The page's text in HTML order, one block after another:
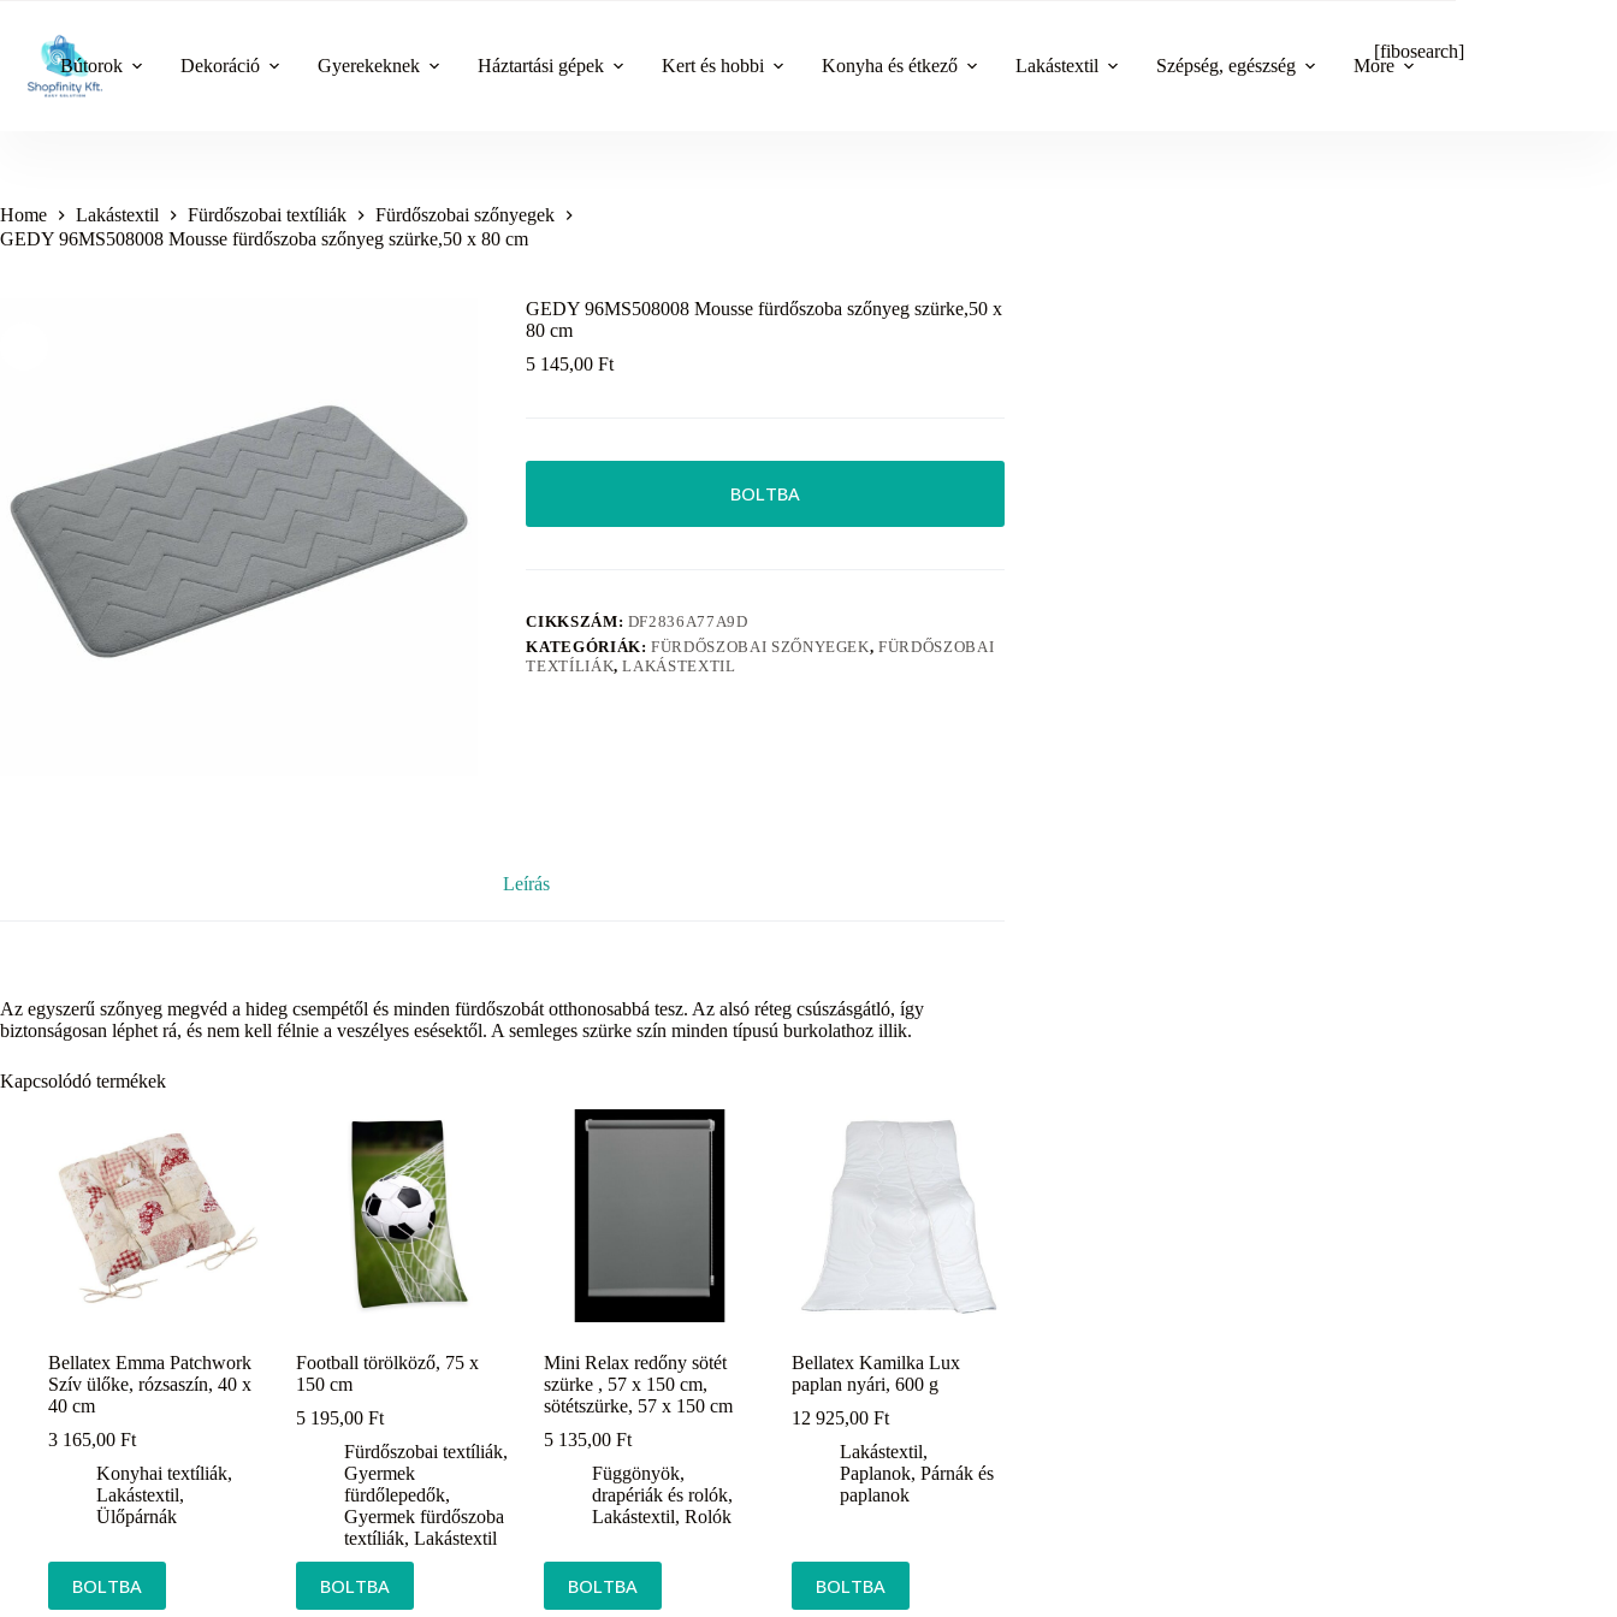
content
Bútorok Dekoráció Gyerekeknek Háztartási gépek Kert és hobbi Konyha és étkező Lakástextil Szépség, egészség More
[fibosearch]
Home Lakástextil Fürdőszobai textíliák
Fürdőszobai szőnyegek
GEDY 96MS508008 Mousse fürdőszoba szőnyeg szürke,50 x 80 cm
GEDY 96MS508008 Mousse fürdőszoba szőnyeg szürke,50 x
80 cm
5 145,00Ft
BOLTBA
CIKKSZÁM: DF2836A77A9D
KATEGÓRIÁK:FÜRDŐSZOBAI SZŐNYEGEK,FÜRDŐSZOBAI
TEXTÍLIÁK,LAKÁSTEXTIL
Leírás
Az egyszerű szőnyeg megvéd a hideg csempétől és minden fürdőszobát otthonosabbá tesz. Az alsó réteg csúszásgátló, így
biztonságosan léphet rá, és nem kell félnie a veszélyes esésektől. A semleges szürke szín minden típusú burkolathoz illik.
Kapcsolódó termékek
Bellatex Emma Patchwork
Szív ülőke, rózsaszín, 40 x
40 cm
3 165,00 Ft
Konyhai textíliák,
Lakástextil,
Ülőpárnák
BOLTBA
Football törölköző, 75 x
150 cm
5 195,00Ft
Fürdőszobai textíliák,
Gyermek
fürdőlepedők,
Gyermek fürdőszoba
textíliák,Lakástextil
BOLTBA
Mini Relax redőny sötét
szürke , 57 x 150 cm,
sötétszürke, 57 x 150 cm
5 135,00Ft
Függönyök,
drapériák és rolók,
Lakástextil,Rolók
BOLTBA
Bellatex Kamilka Lux
paplan nyári, 600 g
12 925,00Ft
Lakástextil,
Paplanok,Párnák és
paplanok
BOLTBA